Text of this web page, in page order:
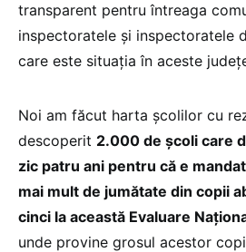
transparent pentru întreaga
inspectoratele și inspectoratele
care este situația în aceste
Noi am făcut harta școlilor cu
descoperit 2.000 de școli care
zic patru ani pentru că e
mai mult de jumătate din copii
cinci la această Evaluare
unde provine grosul acestor